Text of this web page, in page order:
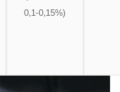
0,1-0,15%)